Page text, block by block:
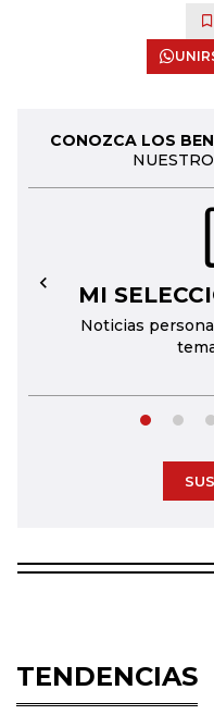
CONOZCA LOS
MI
Noticias
←
TENDENCIAS